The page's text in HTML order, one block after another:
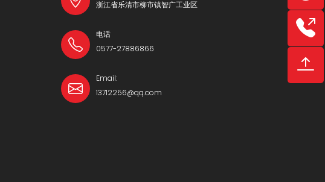
浙江省乐清市柳市镇智广工业区
电话
0577-27886866
Email:
13712256@qq.com